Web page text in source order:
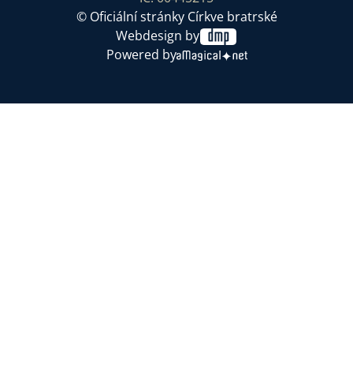
© Oficiální stránky Církve bratrské
Webdesign by
Powered by